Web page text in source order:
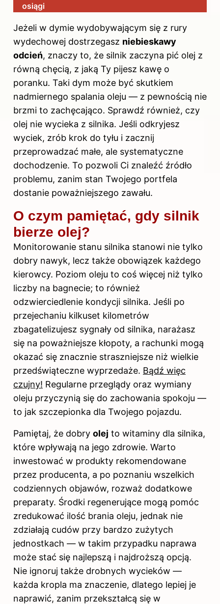
osiągi
Jeżeli w dymie wydobywającym się z rury
wydechowej dostrzegasz niebieskawy
odcień, znaczy to, że silnik zaczyna pić olej z
równą chęcią, z jaką Ty pijesz kawę o
poranku. Taki dym może być skutkiem
nadmiernego spalania oleju — z pewnością nie
brzmi to zachęcająco. Sprawdź również, czy
olej nie wycieka z silnika. Jeśli odkryjesz
wyciek, zrób krok do tyłu i zacznij
przeprowadzać małe, ale systematyczne
dochodzenie. To pozwoli Ci znaleźć źródło
problemu, zanim stan Twojego portfela
dostanie poważniejszego zawału.
O czym pamiętać, gdy silnik
bierze olej?
Monitorowanie stanu silnika stanowi nie tylko
dobry nawyk, lecz także obowiązek każdego
kierowcy. Poziom oleju to coś więcej niż tylko
liczby na bagnecie; to również
odzwierciedlenie kondycji silnika. Jeśli po
przejechaniu kilkuset kilometrów
zbagatelizujesz sygnały od silnika, narażasz
się na poważniejsze kłopoty, a rachunki mogą
okazać się znacznie straszniejsze niż wielkie
przedświąteczne wyprzedaże. Bądź więc
czujny! Regularne przeglądy oraz wymiany
oleju przyczynią się do zachowania spokoju —
to jak szczepionka dla Twojego pojazdu.
Pamiętaj, że dobry olej to witaminy dla silnika,
które wpływają na jego zdrowie. Warto
inwestować w produkty rekomendowane
przez producenta, a po poznaniu wszelkich
codziennych objawów, rozważ dodatkowe
preparaty. Środki regenerujące mogą pomóc
zredukować ilość brania oleju, jednak nie
zdziałają cudów przy bardzo zużytych
jednostkach — w takim przypadku naprawa
może stać się najlepszą i najdroższą opcją.
Nie ignoruj także drobnych wycieków —
każda kropla ma znaczenie, dlatego lepiej je
naprawić, zanim przekształcą się w